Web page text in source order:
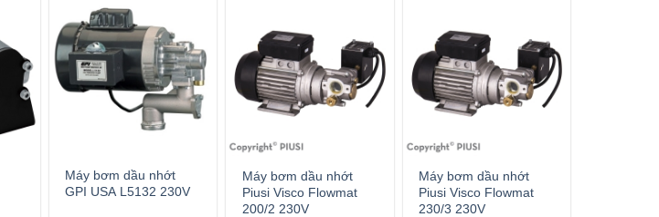
Máy bơm dầu nhớt
GPI USA L5132 230V
Máy bơm dầu nhớt
Piusi Visco Flowmat
200/2 230V
Máy bơm dầu nhớt
Piusi Visco Flowmat
230/3 230V